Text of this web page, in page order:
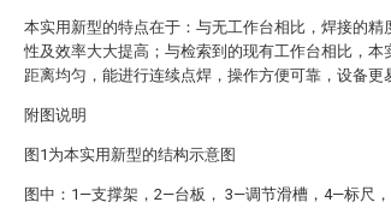
本实用新型的特点在于：与无工作台相比，焊接的
性及效率大大提高；与检索到的现有工作台相比，本
距离均匀，能进行连续点焊，操作方便可靠，设备更
附图说明
图1为本实用新型的结构示意图
图中：1—支撑架，2—台板， 3—调节滑槽，4—标尺